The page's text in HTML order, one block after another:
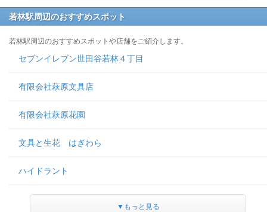
若林駅周辺のおすすめスポット
若林駅周辺のおすすめスポットや店舗をご紹介します。
セブンイレブン世田谷若林４丁目
有限会社萩原文具店
有限会社萩原花園
文具と生花 はぎわら
ハイドラント
▼もっと見る